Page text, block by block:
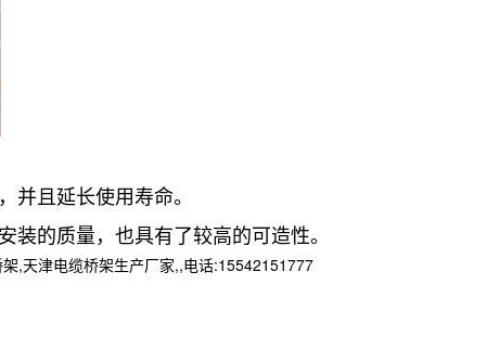
且延长使用寿命。
的质量，也具有了较高的可造性。
,天津电缆桥架生产厂家,,电话:15542151777